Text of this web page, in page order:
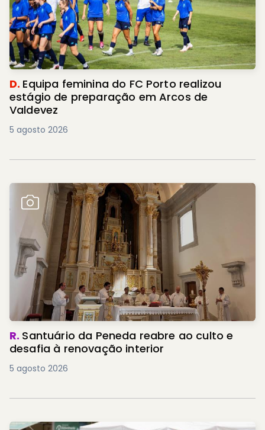
D. Equipa feminina do FC Porto realizou
estágio de preparação em Arcos de
Valdevez
5 agosto 2026
R. Santuário da Peneda reabre ao culto e
desafia à renovação interior
5 agosto 2026